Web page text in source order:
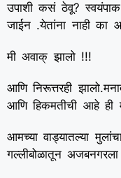
उपाशी कसं ठेवू?
जाईन .येतांना नाही
मी अवाक् झालो !!!
आणि निरूत्तरही
आणि हिकमतीची आहे ही
आमच्या वाड्यातल्या
गल्लीबोळातून